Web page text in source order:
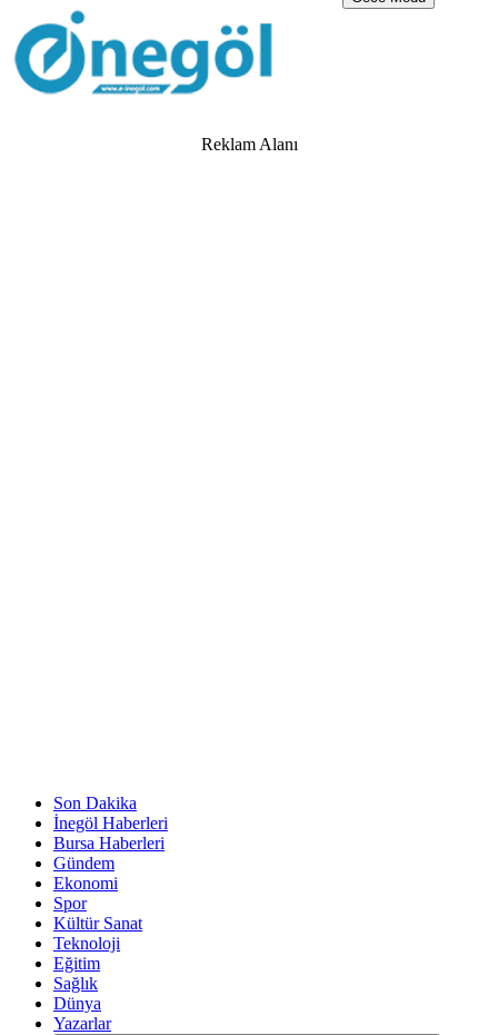
Reklam Alanı
Son Dakika
İnegöl Haberleri
Bursa Haberleri
Gündem
Ekonomi
Spor
Kültür Sanat
Teknoloji
Eğitim
Sağlık
Dünya
Yazarlar